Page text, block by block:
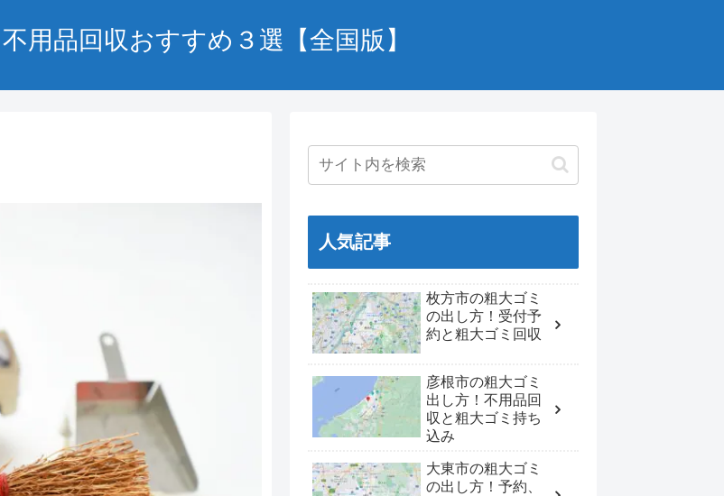
用品回収おすすめ３選【全国版】
人気記事
枚方市の粗大ゴミ
の出し方！受付予
約と粗大ゴミ回収
彦根市の粗大ゴミ
出し方！不用品回
収と粗大ゴミ持ち
込み
大東市の粗大ゴミ
の出し方！予約、